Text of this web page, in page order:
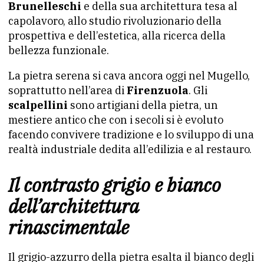
Brunelleschi e della sua architettura tesa al
capolavoro, allo studio rivoluzionario della
prospettiva e dell’estetica, alla ricerca della
bellezza funzionale.
La pietra serena si cava ancora oggi nel Mugello,
soprattutto nell’area di Firenzuola. Gli
scalpellini sono artigiani della pietra, un
mestiere antico che con i secoli si è evoluto
facendo convivere tradizione e lo sviluppo di una
realtà industriale dedita all’edilizia e al restauro.
Il contrasto grigio e bianco
dell’architettura
rinascimentale
Il grigio-azzurro della pietra esalta il bianco degli